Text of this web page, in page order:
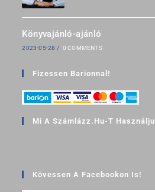
Könyvajánló-ajánló
2023-05-28 / 0 COMMENTS
Fizessen Barionnal!
Mi A Számlázz.hu-T
Kövessen A Facebookon Is!